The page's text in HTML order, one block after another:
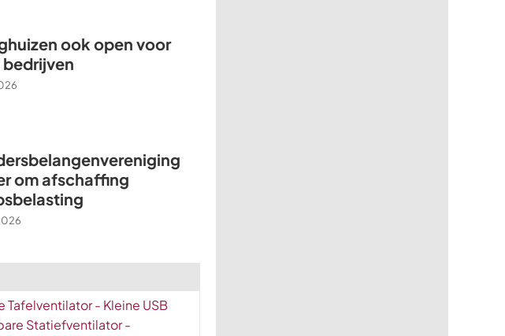
ook open voor
om afschaffing
Tafelventilator - Kleine USB
Statiefventilator -